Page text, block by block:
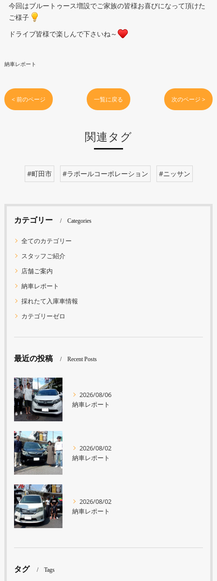
今回はブルートゥース増設でご家族の皆様お喜びになって頂けた
ご様子
ドライブ皆様で楽しんで下さいね～
納車レポート
< 前のページ 一覧に戻る 次のページ >
関連タグ
#町田市 #ラポールコーポレーション #ニッサン
カテゴリー Categories
全てのカテゴリー
スタッフご紹介
店舗ご案内
納車レポート
採れたて入庫車情報
カテゴリーゼロ
最近の投稿 Recent Posts
2026/08/06
納車レポート
2026/08/02
納車レポート
2026/08/02
納車レポート
タグ Tags